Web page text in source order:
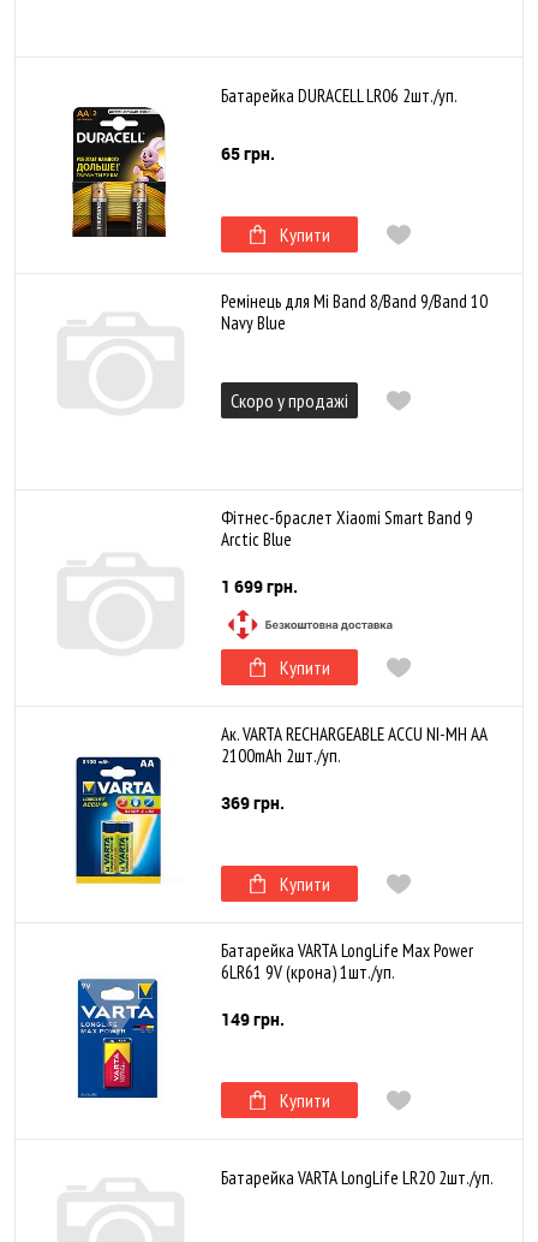
Батарейка DURACELL LR06 2шт./уп.
65 грн.
Купити
Ремінець для Mi Band 8/Band 9/Band 10
Navy Blue
Скоро у продажі
Фітнес-браслет Xiaomi Smart Band 9
Arctic Blue
1 699 грн.
Купити
Ак. VARTA RECHARGEABLE ACCU NI-MH AA
2100mAh 2шт./уп.
369 грн.
Купити
Батарейка VARTA LongLife Max Power
6LR61 9V (крона) 1шт./уп.
149 грн.
Купити
Батарейка VARTA LongLife LR20 2шт./уп.